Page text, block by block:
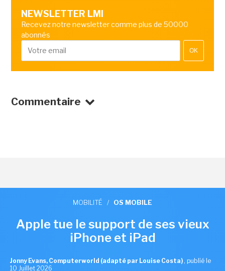
NEWSLETTER LMI
Recevez notre newsletter comme plus de 50000
abonnés
OK
Commentaire
MOBILITÉ / OS MOBILE
Apple tue le support de ses vieux
iPhone et iPad
Jonny Evans, Computerworld (adapté par Louise Costa) , publié le
10 Juillet 2026